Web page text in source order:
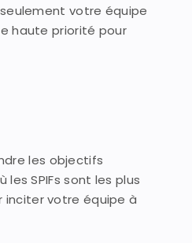
votre équipe
haute priorité pour
les objectifs
SPIFs sont les plus
inciter votre équipe à